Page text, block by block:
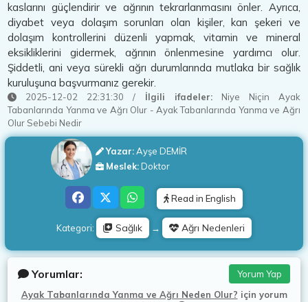
kaslarını güçlendirir ve ağrının tekrarlanmasını önler. Ayrıca,
diyabet veya dolaşım sorunları olan kişiler, kan şekeri ve
dolaşım kontrollerini düzenli yapmak, vitamin ve mineral
eksikliklerini gidermek, ağrının önlenmesine yardımcı olur.
Şiddetli, ani veya sürekli ağrı durumlarında mutlaka bir sağlık
kuruluşuna başvurmanız gerekir.
2025-12-02 22:31:30 / İlgili ifadeler:
Niye Niçin Ayak
Tabanlarında Yanma ve Ağrı Olur - Ayak Tabanlarında Yanma ve Ağrı
Olur Sebebi Nedir
Yazar:Ayşe DEMİR
Meslek:Doktor
Kategori: Sağlık → Ağrı Nedenleri
Read in English
Yorumlar:
Ayak Tabanlarında Yanma ve Ağrı Neden Olur? için yorum
Yorum Yap